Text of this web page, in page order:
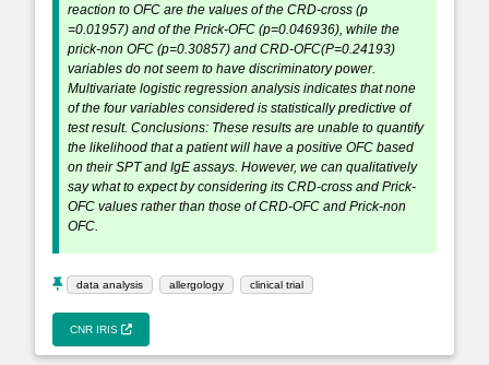
reaction to OFC are the values of the CRD-cross (p
=0.01957) and of the Prick-OFC (p=0.046936), while the
prick-non OFC (p=0.30857) and CRD-OFC(P=0.24193)
variables do not seem to have discriminatory power.
Multivariate logistic regression analysis indicates that none
of the four variables considered is statistically predictive of
test result. Conclusions: These results are unable to quantify
the likelihood that a patient will have a positive OFC based
on their SPT and IgE assays. However, we can qualitatively
say what to expect by considering its CRD-cross and Prick-
OFC values rather than those of CRD-OFC and Prick-non
OFC.
data analysis allergology clinical trial
CNR IRIS